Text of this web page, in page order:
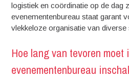
logistiek en coördinatie op de dag
evenementenbureau staat garant
vlekkeloze organisatie van
Hoe lang van tevoren moet
evenementenbureau